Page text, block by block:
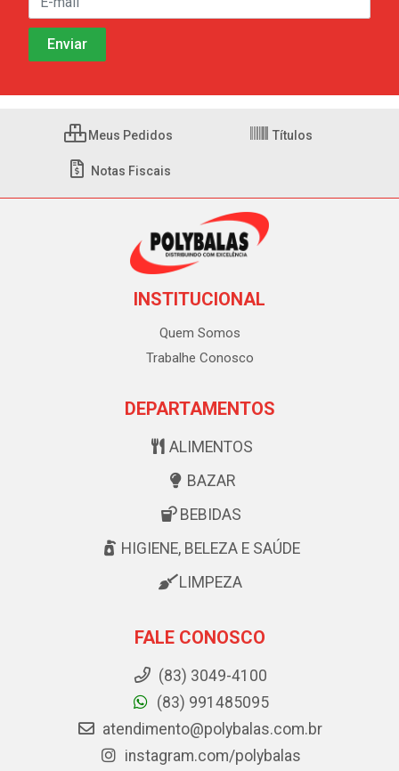
Meus Pedidos Títulos
Notas Fiscais
INSTITUCIONAL
Quem Somos
Trabalhe Conosco
DEPARTAMENTOS
ALIMENTOS
BAZAR
BEBIDAS
HIGIENE, BELEZA E SAÚDE
LIMPEZA
FALE CONOSCO
(83) 3049-4100
(83) 991485095
atendimento@polybalas.com.br
instagram.com/polybalas